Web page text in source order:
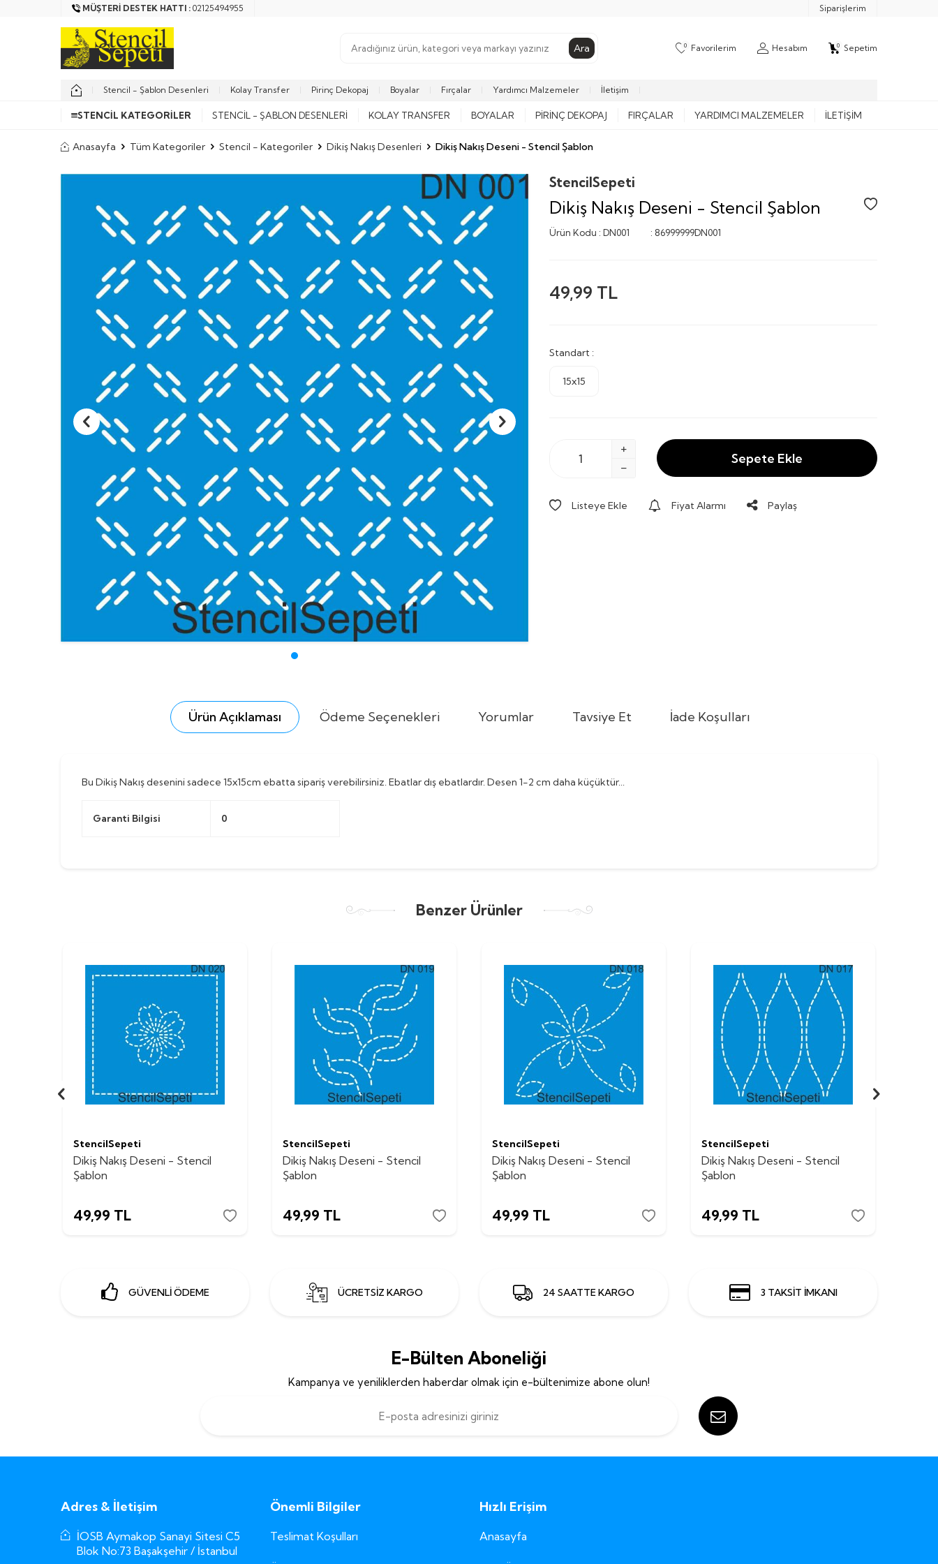
MÜŞTERI DESTEK HATTI : 02125494955 Siparişlerim
Ara 0 Favorilerim Hesabım 0 Sepetim
Stencil - Şablon Desenleri Kolay Transfer Pirinç Dekopaj Boyalar Fırçalar Yardımcı Malzemeler İletişim
STENCIL KATEGORILER STENCIL - ŞABLON DESENLERI KOLAY TRANSFER BOYALAR PIRINÇ DEKOPAJ FIRÇALAR YARDIMCI MALZEMELER İLETIŞIM
Anasayfa Tüm Kategoriler Stencil - Kategoriler Dikiş Nakış Desenleri Dikiş Nakış Deseni - Stencil Şablon
StencilSepeti
Dikiş Nakış Deseni - Stencil Şablon
Ürün Kodu : DN001 : 86999999DN001
49,99 TL
Standart :
15x15
Sepete Ekle
Listeye Ekle Fiyat Alarmı Paylaş
Ürün Açıklaması Ödeme Seçenekleri Yorumlar Tavsiye Et İade Koşulları
Bu Dikiş Nakış desenini sadece 15x15cm ebatta sipariş verebilirsiniz. Ebatlar dış ebatlardır. Desen 1-2 cm daha küçüktür...
Garanti Bilgisi 0
Benzer Ürünler
StencilSepeti
Dikiş Nakış Deseni - Stencil
Şablon
49,99 TL
StencilSepeti
Dikiş Nakış Deseni - Stencil
Şablon
49,99 TL
StencilSepeti
Dikiş Nakış Deseni - Stencil
Şablon
49,99 TL
StencilSepeti
Dikiş Nakış Deseni - Stencil
Şablon
49,99 TL
GÜVENLİ ÖDEME ÜCRETSİZ KARGO 24 SAATTE KARGO 3 TAKSİT İMKANI
E-Bülten Aboneliği
Kampanya ve yeniliklerden haberdar olmak için e-bültenimize abone olun!
Adres & İletişim
İOSB Aymakop Sanayi Sitesi C5
Blok No:73 Başakşehir / İstanbul
Önemli Bilgiler
Teslimat Koşulları
Hızlı Erişim
Anasayfa